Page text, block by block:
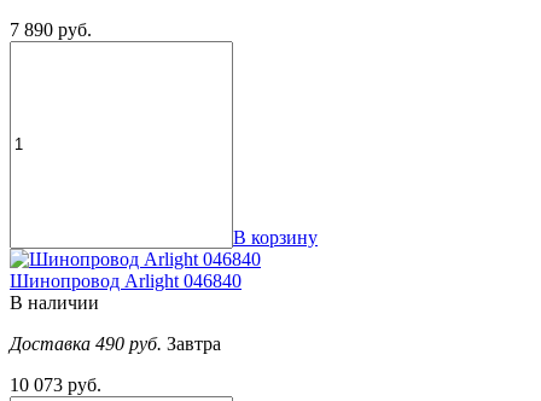
7 890 руб.
В корзину
Шинопровод Arlight 046840
В наличии
Доставка 490 руб. Завтра
10 073 руб.